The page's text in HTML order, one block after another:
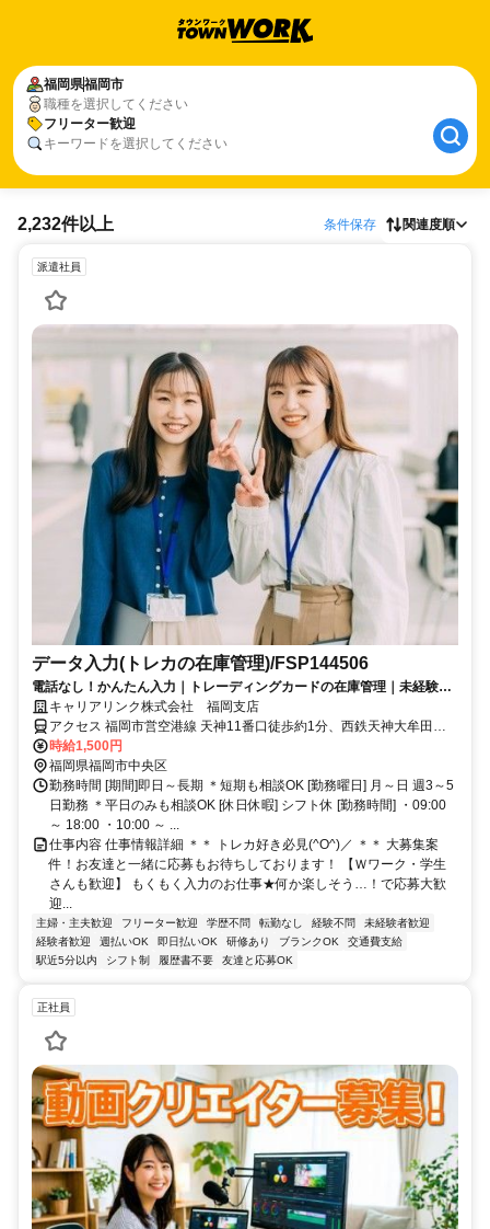
福岡県福岡市
職種を選択してください
フリーター歓迎
キーワードを選択してください
2,232件以上 条件保存 関連度順
派遣社員
データ入力(トレカの在庫管理)/FSP144506
電話なし！かんたん入力｜トレーディングカードの在庫管理｜未経験
OK×日払いOK
キャリアリンク株式会社 福岡支店
アクセス 福岡市営空港線 天神11番口徒歩約1分、西鉄天神大牟田線
西鉄福岡(天神)北口徒歩約4分、福岡市営七隈線 天神南2番口徒歩約6
分 空港線 天神駅 徒歩5分 空港線 中洲川端駅 徒歩5分
時給1,500円
福岡県福岡市中央区
勤務時間 [期間]即日～長期 ＊短期も相談OK [勤務曜日] 月～日 週3～5
日勤務 ＊平日のみも相談OK [休日休暇] シフト休 [勤務時間] ・09:00
～ 18:00 ・10:00 ～ ...
仕事内容 仕事情報詳細 ＊＊ トレカ好き必見(^O^)／ ＊＊ 大募集案
件！お友達と一緒に応募もお待ちしております！ 【Ｗワーク・学生
さんも歓迎】 もくもく入力のお仕事★何か楽しそう…！で応募大歓
迎...
主婦・主夫歓迎 フリーター歓迎 学歴不問 転勤なし 経験不問
未経験者歓迎
経験者歓迎
週払いOK 即日払いOK 研修あり ブランクOK
交通費支給
駅近5分以内
シフト制 履歴書不要 友達と応募OK
正社員